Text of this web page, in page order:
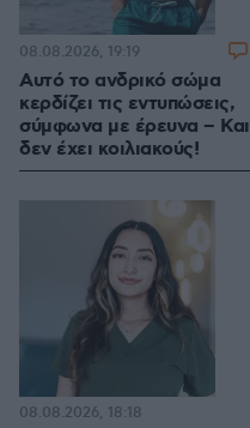
Αυτό το ανδρικό σώμα
κερδίζει τις εντυπώσεις,
σύμφωνα με έρευνα – Και
δεν έχει κοιλιακούς!
08.08.2026, 19:19
08.08.2026, 18:18